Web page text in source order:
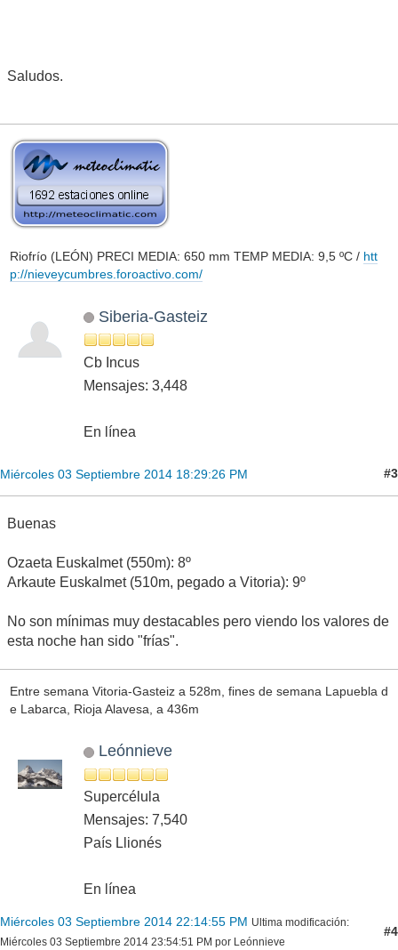
Saludos.
Riofrío (LEÓN) PRECI MEDIA: 650 mm TEMP MEDIA: 9,5 ºC / htt
p://nieveycumbres.foroactivo.com/
Siberia-Gasteiz
Cb Incus
Mensajes: 3,448
En línea
Miércoles 03 Septiembre 2014 18:29:26 PM #3
Buenas
Ozaeta Euskalmet (550m): 8º
Arkaute Euskalmet (510m, pegado a Vitoria): 9º
No son mínimas muy destacables pero viendo los valores de
esta noche han sido "frías".
Entre semana Vitoria-Gasteiz a 528m, fines de semana Lapuebla d
e Labarca, Rioja Alavesa, a 436m
Leónnieve
Supercélula
Mensajes: 7,540
País Llionés
En línea
Miércoles 03 Septiembre 2014 22:14:55 PM Ultima modificación:
Miércoles 03 Septiembre 2014 23:54:51 PM por Leónnieve
#4